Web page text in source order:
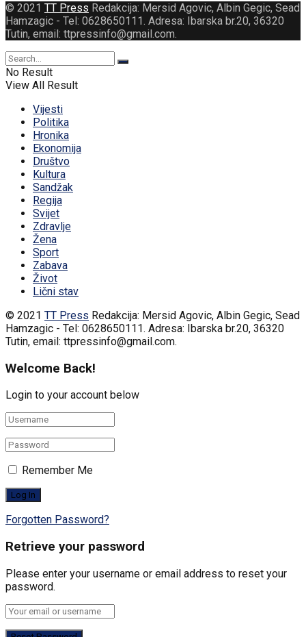
© 2021 TT Press Redakcija: Mersid Agovic, Albin Gegic, Sead
Hamzagic - Tel: 0628650111. Adresa: Ibarska br.20, 36320
Tutin, email: ttpressinfo@gmail.com.
No Result
View All Result
Vijesti
Politika
Hronika
Ekonomija
Društvo
Kultura
Sandžak
Regija
Svijet
Zdravlje
Žena
Sport
Zabava
Život
Lični stav
© 2021 TT Press Redakcija: Mersid Agovic, Albin Gegic, Sead
Hamzagic - Tel: 0628650111. Adresa: Ibarska br.20, 36320
Tutin, email: ttpressinfo@gmail.com.
Welcome Back!
Login to your account below
Remember Me
Forgotten Password?
Retrieve your password
Please enter your username or email address to reset your
password.